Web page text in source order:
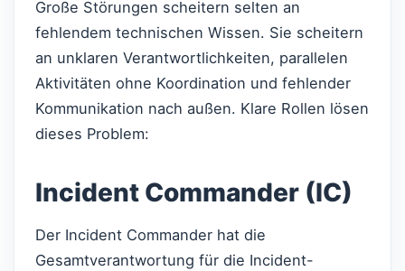
Große Störungen scheitern selten an
fehlendem technischen Wissen. Sie scheitern
an unklaren Verantwortlichkeiten, parallelen
Aktivitäten ohne Koordination und fehlender
Kommunikation nach außen. Klare Rollen lösen
dieses Problem:
Incident Commander (IC)
Der Incident Commander hat die
Gesamtverantwortung für die Incident-